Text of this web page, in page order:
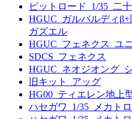
ピットロード_1/35_二
HGUC_ガルバルディ
ガズエル
HGUC_フェネクス_ユ
SDCS_フェネクス
HGUC_ネオジオング_
旧キット_アッグ
HG00_ティエレン地上
ハセガワ_1/35_メカト